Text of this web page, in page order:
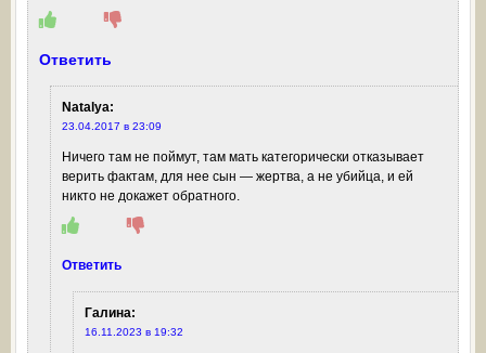
Ответить
Natalya:
23.04.2017 в 23:09
Ничего там не поймут, там мать категорически отказывает
верить фактам, для нее сын — жертва, а не убийца, и ей
никто не докажет обратного.
Ответить
Галина:
16.11.2023 в 19:32